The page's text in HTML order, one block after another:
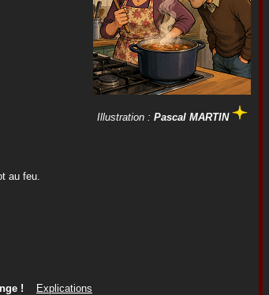
Illustration : Pascal MARTIN
au feu.
!
Explications